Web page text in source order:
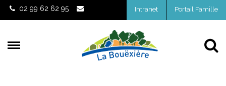
Gestion des traceurs
02 99 62 62 95 Intranet Portail Famille